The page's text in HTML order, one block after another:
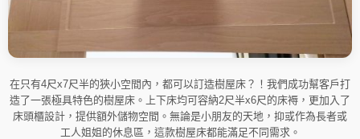
在只有4尺x7尺半的狹小空間內，都可以訂造樹屋床？！我們成功幫客戶打
造了一張極具特色的樹屋床。上下床均可容納2尺半x6尺的床褥，更加入了
床頭櫃設計，提供額外儲物空間。無論是小朋友的天地，抑或作為長者或
工人姐姐的休息區，這款樹屋床都能滿足不同需求。